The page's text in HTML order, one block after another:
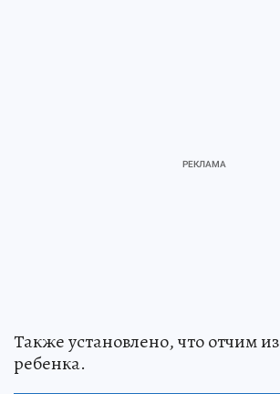
Также установлено, что отчим
ребенка.